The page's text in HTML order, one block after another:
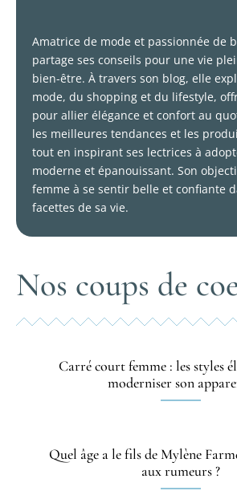
Amatrice de mode et passionnée de
partage ses conseils pour une vie
bien-être. À travers son blog, elle
mode, du shopping et du lifestyle,
pour allier élégance et confort au
les meilleures tendances et les
tout en inspirant ses lectrices à
moderne et épanouissant. Son
femme à se sentir belle et confiante
facettes de sa vie.
Nos coups de
Carré court femme : les styles
moderniser son
Quel âge a le fils de Mylène
aux rumeurs ?